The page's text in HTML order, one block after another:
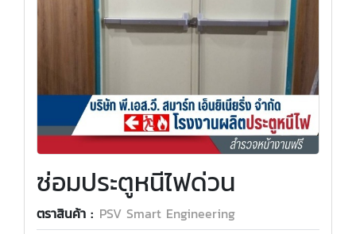
ซ่อมประตูหนีไฟด่วน
ตราสินค้า : PSV Smart Engineering